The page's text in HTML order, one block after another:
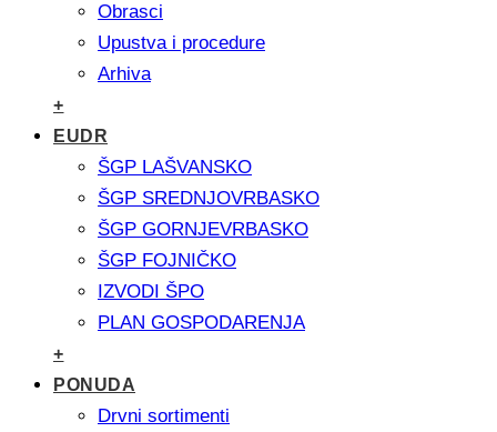
Obrasci
Upustva i procedure
Arhiva
+
EUDR
ŠGP LAŠVANSKO
ŠGP SREDNJOVRBASKO
ŠGP GORNJEVRBASKO
ŠGP FOJNIČKO
IZVODI ŠPO
PLAN GOSPODARENJA
+
PONUDA
Drvni sortimenti